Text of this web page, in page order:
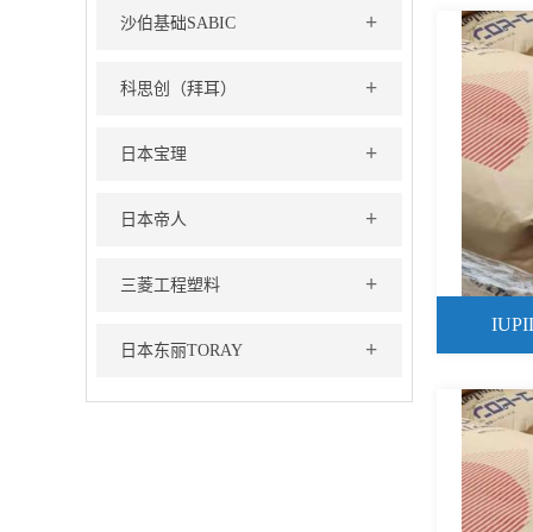
沙伯基础SABIC +
科思创（拜耳） +
日本宝理 +
日本帝人 +
三菱工程塑料 +
日本东丽TORAY +